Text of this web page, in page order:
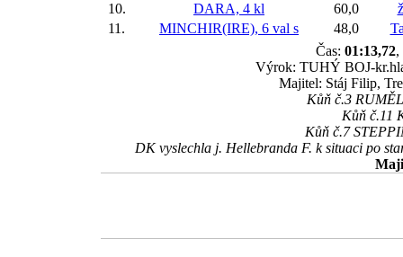
10.
DARA, 4 kl 60,0
11.
MINCHIR(IRE), 6 val s 48,0
Čas: 01:13,72,
Výrok: TUHÝ BOJ-
Majitel: Stáj Filip,
Kůň č.3
Kůň č.11
Kůň č.7
DK vyslechla j. Hellebranda F. k situaci po